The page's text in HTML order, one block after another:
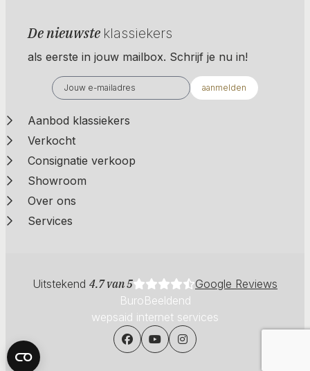
De nieuwste klassiekers
als eerste in jouw mailbox. Schrijf je nu in!
aanmelden
Aanbod klassiekers
Verkocht
Consignatie verkoop
Showroom
Over ons
Services
Uitstekend 4.7 van 5
Google Reviews
BuroBeeldend
wepsaid internet services